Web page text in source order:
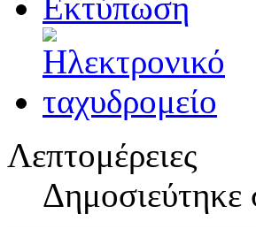
Λεπτομέρειες